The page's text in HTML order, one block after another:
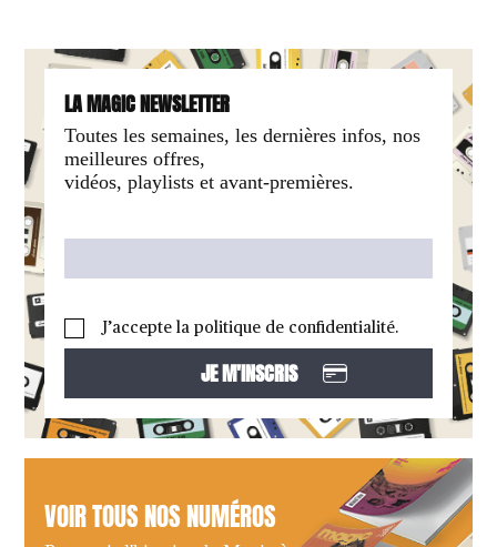
LA MAGIC NEWSLETTER
Toutes les semaines, les dernières infos, nos
meilleures offres,
vidéos, playlists et avant-premières.
J’accepte la politique de confidentialité.
VOIR TOUS NOS NUMÉROS